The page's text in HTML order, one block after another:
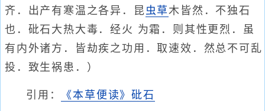
齐．出产有寒温之各异．昆虫草木皆然．不独石
也．砒石大热大毒．经火 为霜．则其性更烈．虽
有内外诸方．皆劫疾之功用．取速效．然总不可乱
投．致生祸患．）
引用： 《本草便读》砒石